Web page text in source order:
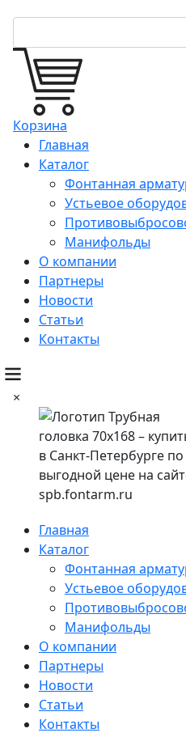
Корзина
Главная
Каталог
Фонтанная
Устьевое
Манифольды
О компании
Партнеры
Новости
Статьи
Контакты
×
Главная
Каталог
Фонтанная
Устьевое
Манифольды
О компании
Партнеры
Новости
Статьи
Контакты